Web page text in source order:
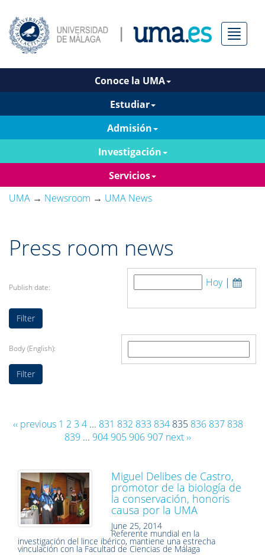
Menú
Conoce la UMA
Estudiar
Admisión
Investigación
Servicios
UMA → Newsroom → UMA News
Press room news
Publish date: Hoy|
Body (English):
‹‹ previous 1 2 3 4... 831 832 833 834 835 836 837 838
839 ... 904 905 906 907 next ››
Miguel Delibes de Castro,
promotor de la biología de
la conservación, honoris
causa por la UMA
June 25, 2014
Referente mundial en la
investigación del lince ibérico, mantiene una estrecha
vinculación con la Facultad de Ciencias de Málaga